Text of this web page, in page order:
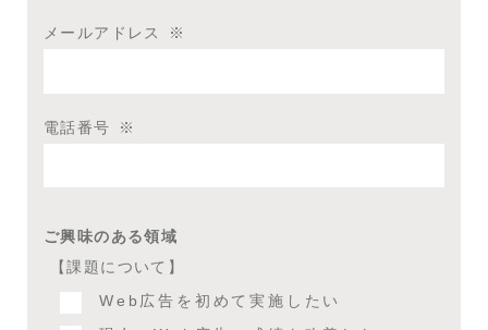
メールアドレス ※
電話番号 ※
ご興味のある領域
【課題について】
Web広告を初めて実施したい